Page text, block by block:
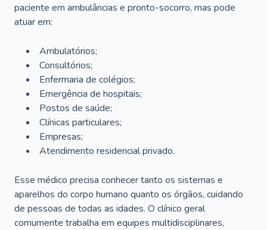
paciente em ambulâncias e pronto-socorro, mas pode
atuar em:
Ambulatórios;
Consultórios;
Enfermaria de colégios;
Emergência de hospitais;
Postos de saúde;
Clínicas particulares;
Empresas;
Atendimento residencial privado.
Esse médico precisa conhecer tanto os sistemas e
aparelhos do corpo humano quanto os órgãos, cuidando
de pessoas de todas as idades. O clínico geral
comumente trabalha em equipes multidisciplinares,